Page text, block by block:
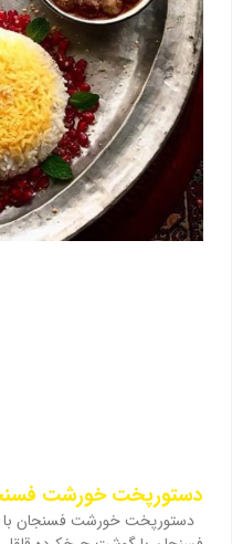
دستورپخت خورشت
دستورپخت خورشت فسنجان